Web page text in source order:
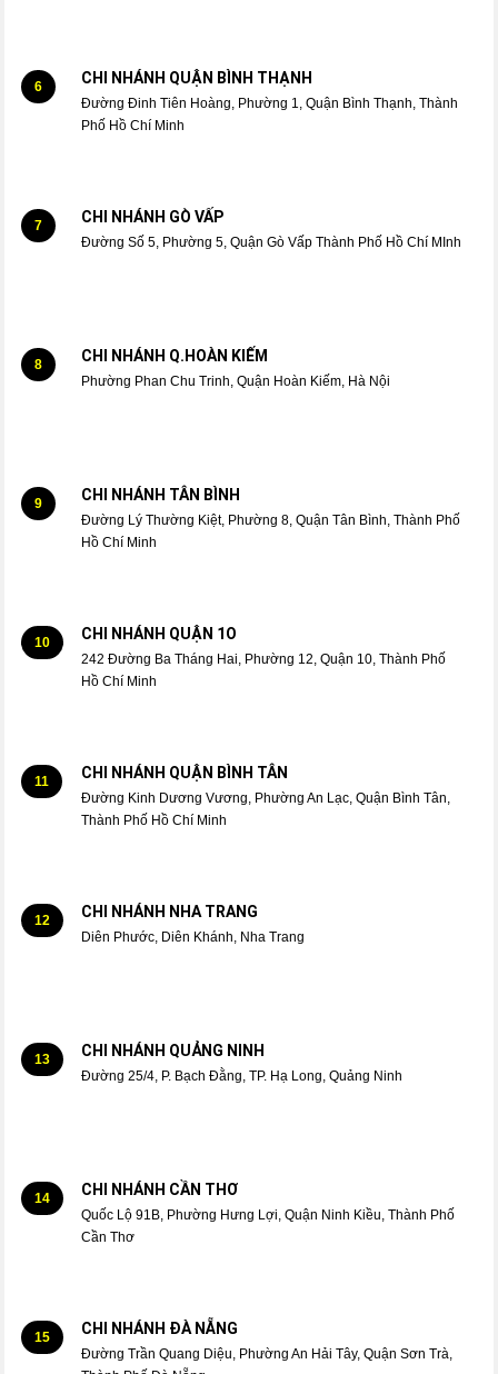
6 CHI NHÁNH QUẬN BÌNH THẠNH
Đường Đinh Tiên Hoàng, Phường 1, Quận Bình Thạnh, Thành
Phố Hồ Chí Minh
7 CHI NHÁNH GÒ VẤP
Đường Số 5, Phường 5, Quận Gò Vấp Thành Phố Hồ Chí MInh
8 CHI NHÁNH Q.HOÀN KIẾM
Phường Phan Chu Trinh, Quận Hoàn Kiếm, Hà Nội
9 CHI NHÁNH TÂN BÌNH
Đường Lý Thường Kiệt, Phường 8, Quận Tân Bình, Thành Phố
Hồ Chí Minh
10 CHI NHÁNH QUẬN 1O
242 Đường Ba Tháng Hai, Phường 12, Quận 10, Thành Phố
Hồ Chí Minh
11 CHI NHÁNH QUẬN BÌNH TÂN
Đường Kinh Dương Vương, Phường An Lạc, Quận Bình Tân,
Thành Phố Hồ Chí Minh
12 CHI NHÁNH NHA TRANG
Diên Phước, Diên Khánh, Nha Trang
13 CHI NHÁNH QUẢNG NINH
Đường 25/4, P. Bạch Đằng, TP. Hạ Long, Quảng Ninh
14 CHI NHÁNH CẦN THƠ
Quốc Lộ 91B, Phường Hưng Lợi, Quận Ninh Kiều, Thành Phố
Cần Thơ
15 CHI NHÁNH ĐÀ NẴNG
Đường Trần Quang Diệu, Phường An Hải Tây, Quận Sơn Trà,